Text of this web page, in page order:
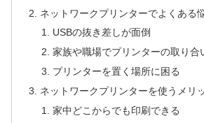
ネットワークプリンターでよくある
USBの抜き差しが面倒
家族や職場でプリンターの取り合
プリンターを置く場所に困る
ネットワークプリンターを使うメリ
家中どこからでも印刷できる